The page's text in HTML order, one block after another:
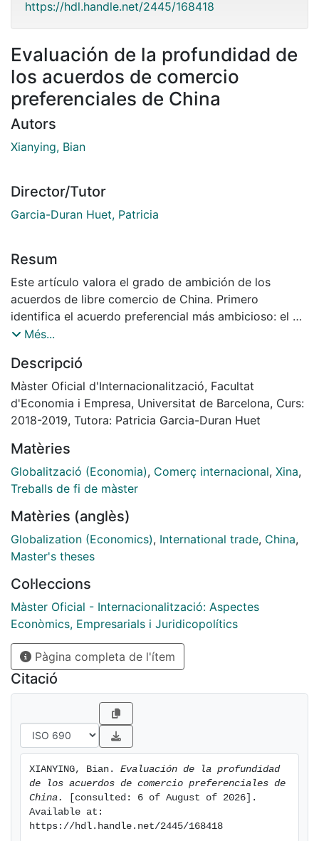
https://hdl.handle.net/2445/168418
Evaluación de la profundidad de
los acuerdos de comercio
preferenciales de China
Autors
Xianying, Bian
Director/Tutor
Garcia-Duran Huet, Patricia
Resum
Este artículo valora el grado de ambición de los
acuerdos de libre comercio de China. Primero
identifica el acuerdo preferencial más ambicioso: el de
China con Corea del Sur a través de una comparativa
China con 25 países y regiones. A continuación,
compara este acuerdo con los de Estados Unidos y la
Unión Europea con Corea del Sur. Los resultados
ponen de manifiesto que si bien la estrategia de la
desarrollado rápidamente. Sin embargo, en términos
de la amplitud y profundidad del acuerdo, China sigue
siendo conservadora y existe una gran brecha con los
importante de no llegar a un acuerdo con la UE y los
EE.UU
Més...
Descripció
Màster Oficial d'Internacionalització, Facultat
d'Economia i Empresa, Universitat de Barcelona, Curs:
2018-2019, Tutora: Patricia Garcia-Duran Huet
Matèries
Globalització (Economia), Comerç internacional, Xina,
Treballs de fi de màster
Matèries (anglès)
Globalization (Economics), International trade, China,
Master's theses
Col·leccions
Màster Oficial - Internacionalització: Aspectes
Econòmics, Empresarials i Juridicopolítics
Pàgina completa de l'ítem
Citació
XIANYING, Bian. Evaluación de la profundidad
de los acuerdos de comercio preferenciales de
China.
[consulted: 6 of August of 2026].
Available at:
https://hdl.handle.net/2445/168418